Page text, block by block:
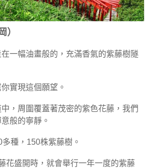
）
一幅油畫般的，充滿香氣的紫藤樹隧
實現這個願望。
，周圍覆蓋著茂密的紫色花藤，我們
般的寧靜。
種，150株紫藤樹。
花盛開時，就會舉行一年一度的紫藤